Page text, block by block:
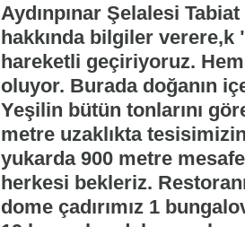
Aydınpınar Şelalesi
hakkında bilgiler
hareketli geçiriyoruz.
oluyor. Burada doğanın
Yeşilin bütün tonlarını
metre uzaklıkta
yukarda 900 metre
herkesi bekleriz.
dome çadırımız 1